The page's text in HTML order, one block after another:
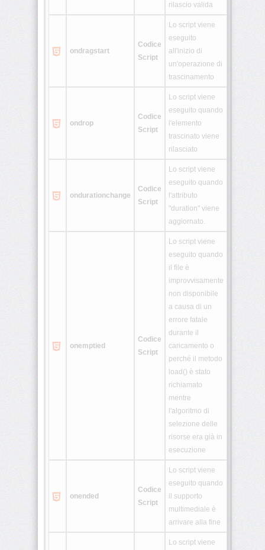
rilascio valida
ondragstart
Codice
Script
Lo script viene
eseguito
all'inizio di
un'operazione di
trascinamento
ondrop
Codice
Script
Lo script viene
eseguito quando
l'elemento
trascinato viene
rilasciato
ondurationchange
Codice
Script
Lo script viene
eseguito quando
l'attributo
"duration" viene
aggiornato.
onemptied
Codice
Script
Lo script viene
eseguito quando
il file è
improvvisamente
non disponibile
a causa di un
errore fatale
durante il
caricamento o
perché il metodo
load() è stato
richiamato
mentre
l'algoritmo di
selezione delle
risorse era già in
esecuzione
onended
Codice
Script
Lo script viene
eseguito quando
il supporto
multimediale è
arrivare alla fine
Lo script viene